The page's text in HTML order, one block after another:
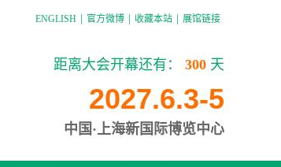
ENGLISH 官方微博 收藏本站 展馆链接
距离大会开幕还有： 300 天
2027.6.3-5
中国·上海新国际博览中心